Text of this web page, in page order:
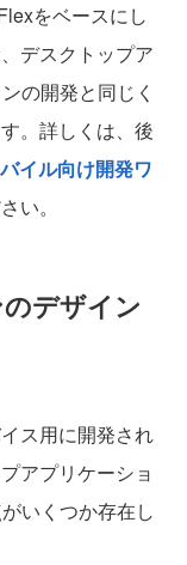
をベースにし
デスクトップア
の開発と同じく
。詳しくは、後
イル向け開発ワ
い。
デザイン
ス用に開発され
アプリケーショ
いくつか存在し